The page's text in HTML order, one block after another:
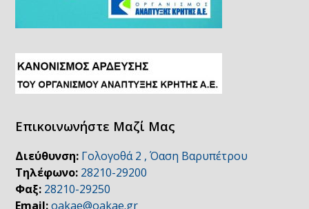
Επικοινωνήστε Μαζί Μας
Διεύθυνση: Γολογοθά 2 , Όαση Βαρυπέτρου
Τηλέφωνο: 28210-29200
Φαξ: 28210-29250
Email: oakae@oakae.gr